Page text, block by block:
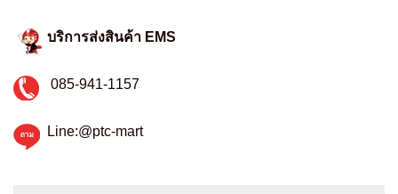
บริการส่งสินค้า EMS
085-941-1157
Line:@ptc-mart